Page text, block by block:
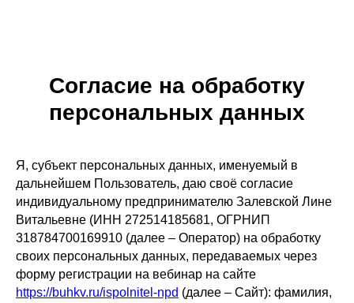
Согласие на обработку
персональных данных
Я, субъект персональных данных, именуемый в
дальнейшем Пользователь, даю своё согласие
индивидуальному предпринимателю Залевской Лине
Витальевне (ИНН 272514185681, ОГРНИП
318784700169910 (далее – Оператор) на обработку
своих персональных данных, передаваемых через
форму регистрации на вебинар на сайте
https://buhkv.ru/ispolnitel-npd (далее – Сайт): фамилия,